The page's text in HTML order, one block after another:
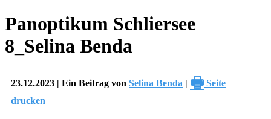
Panoptikum Schliersee
8_Selina Benda
23.12.2023 | Ein Beitrag von Selina Benda | 🖶 Seite
drucken